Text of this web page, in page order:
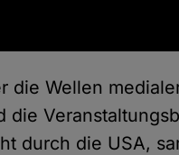
die Wellen
durch die USA,